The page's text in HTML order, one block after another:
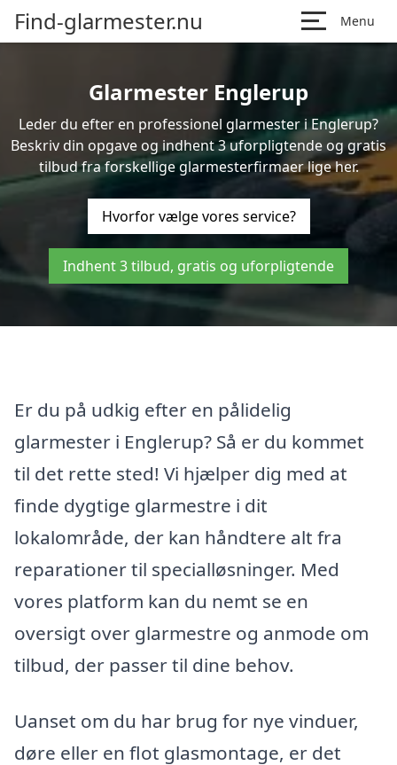
Find-glarmester.nu Menu
Glarmester Englerup
Leder du efter en professionel glarmester i Englerup?
Beskriv din opgave og indhent 3 uforpligtende og gratis
tilbud fra forskellige glarmesterfirmaer lige her.
Hvorfor vælge vores service?
Indhent 3 tilbud, gratis og uforpligtende
Er du på udkig efter en pålidelig
glarmester i Englerup? Så er du kommet
til det rette sted! Vi hjælper dig med at
finde dygtige glarmestre i dit
lokalområde, der kan håndtere alt fra
reparationer til specialløsninger. Med
vores platform kan du nemt se en
oversigt over glarmestre og anmode om
tilbud, der passer til dine behov.
Uanset om du har brug for nye vinduer,
døre eller en flot glasmontage, er det